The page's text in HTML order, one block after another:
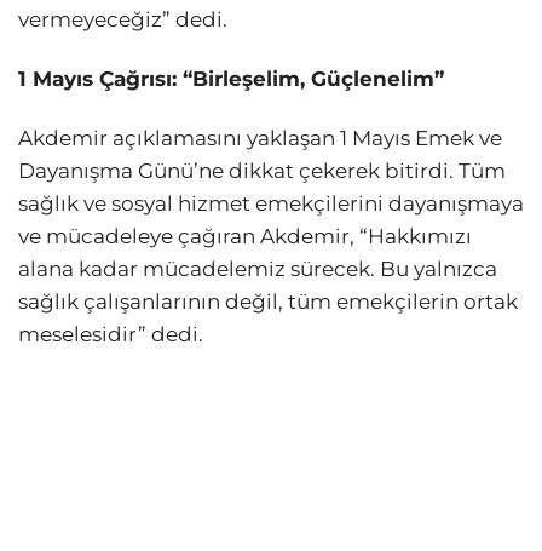
vermeyeceğiz” dedi.
1 Mayıs Çağrısı: “Birleşelim, Güçlenelim”
Akdemir açıklamasını yaklaşan 1 Mayıs Emek ve
Dayanışma Günü’ne dikkat çekerek bitirdi. Tüm
sağlık ve sosyal hizmet emekçilerini dayanışmaya
ve mücadeleye çağıran Akdemir, “Hakkımızı
alana kadar mücadelemiz sürecek. Bu yalnızca
sağlık çalışanlarının değil, tüm emekçilerin ortak
meselesidir” dedi.